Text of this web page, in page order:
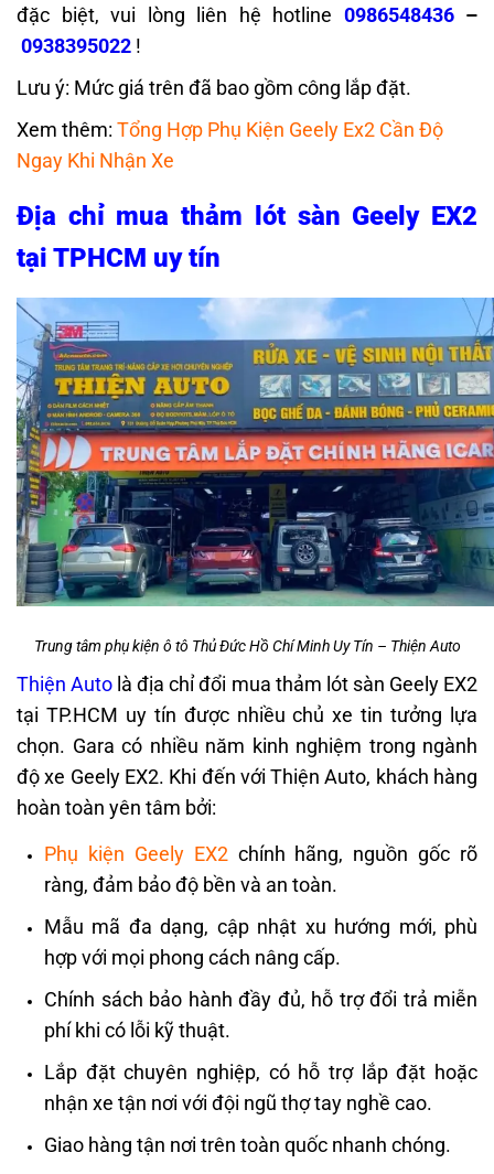
đặc biệt, vui lòng liên hệ hotline 0986548436 –
0938395022 !
Lưu ý: Mức giá trên đã bao gồm công lắp đặt.
Xem thêm: Tổng Hợp Phụ Kiện Geely Ex2 Cần Độ
Ngay Khi Nhận Xe
Địa chỉ mua thảm lót sàn Geely EX2
tại TPHCM uy tín
Trung tâm phụ kiện ô tô Thủ Đức Hồ Chí Minh Uy Tín – Thiện Auto
Thiện Auto là địa chỉ đổi mua thảm lót sàn Geely EX2
tại TP.HCM uy tín được nhiều chủ xe tin tưởng lựa
chọn. Gara có nhiều năm kinh nghiệm trong ngành
độ xe Geely EX2. Khi đến với Thiện Auto, khách hàng
hoàn toàn yên tâm bởi:
Phụ kiện Geely EX2chính hãng, nguồn gốc rõ
ràng, đảm bảo độ bền và an toàn.
Mẫu mã đa dạng, cập nhật xu hướng mới, phù
hợp với mọi phong cách nâng cấp.
Chính sách bảo hành đầy đủ, hỗ trợ đổi trả miễn
phí khi có lỗi kỹ thuật.
Lắp đặt chuyên nghiệp, có hỗ trợ lắp đặt hoặc
nhận xe tận nơi với đội ngũ thợ tay nghề cao.
Giao hàng tận nơi trên toàn quốc nhanh chóng.